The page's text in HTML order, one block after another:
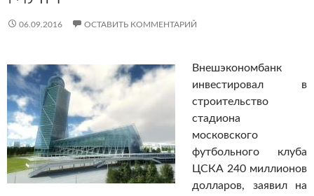
06.09.2016 ОСТАВИТЬ КОММЕНТАРИЙ
Внешэкономбанк
инвестировал в
строительство
стадиона
московского
футбольного клуба
ЦСКА 240 миллионов
долларов, заявил на